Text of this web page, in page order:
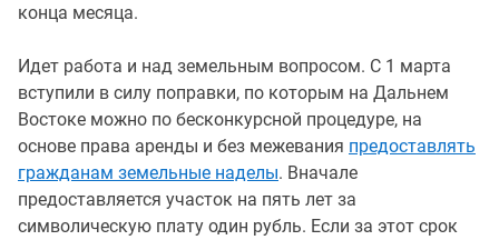
конца месяца.
Идет работа и над земельным вопросом. С 1 марта
вступили в силу поправки, по которым на Дальнем
Востоке можно по бесконкурсной процедуре, на
основе права аренды и без межевания предоставлять
гражданам земельные наделы. Вначале
предоставляется участок на пять лет за
символическую плату один рубль. Если за этот срок